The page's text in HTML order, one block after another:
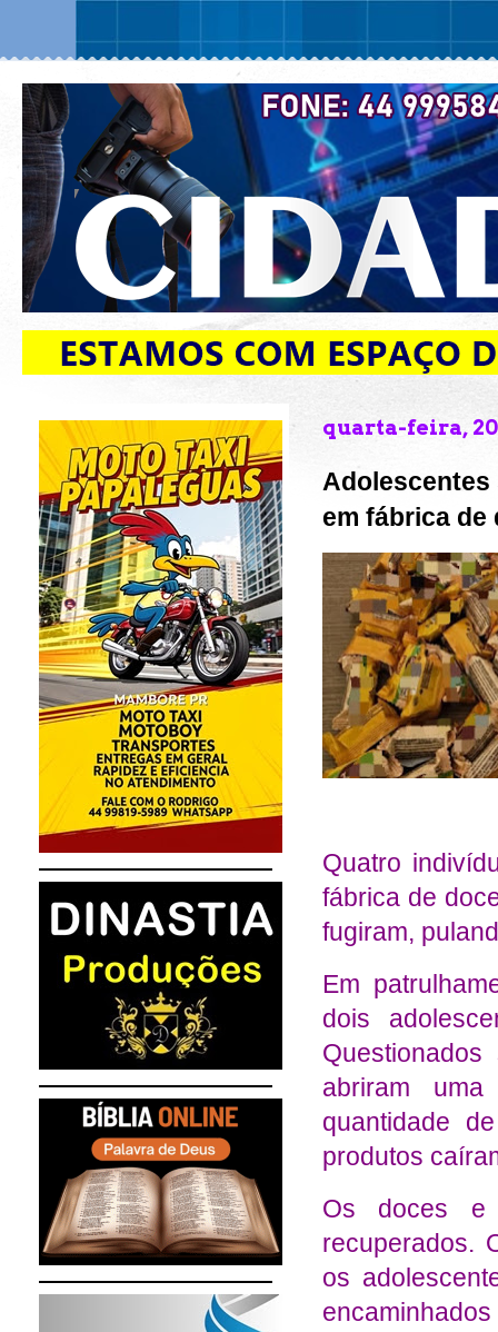
quarta-feira, 20
em fábrica de
Quatro
fábrica de
fugiram,
Em
dois
abriram
quantidade
produtos
Os doces e
recuperados.
os